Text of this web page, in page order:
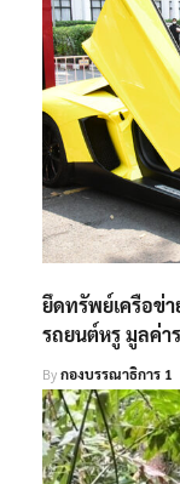
ยึดทรัพย์เครือข่
รถยนต์หรู มูลค่า
Byกองบรรณาธิการ 1